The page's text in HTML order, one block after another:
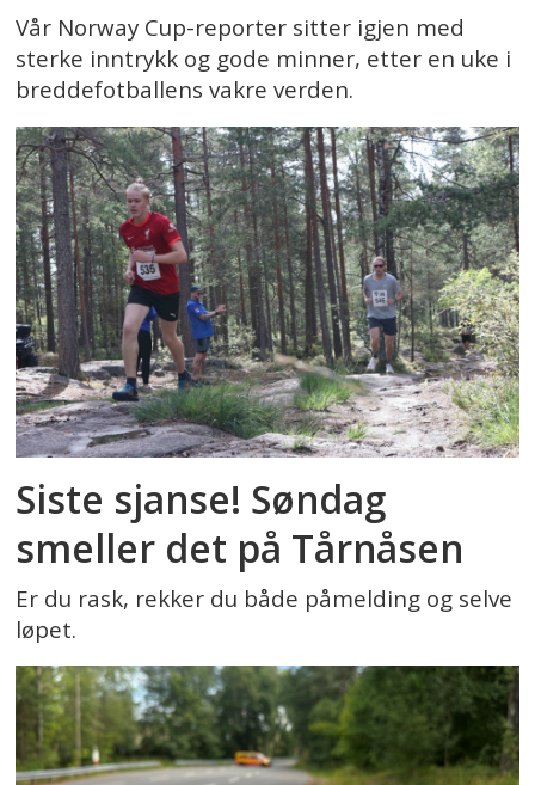
Vår Norway Cup-reporter sitter igjen med
sterke inntrykk og gode minner, etter en uke i
breddefotballens vakre verden.
Siste sjanse! Søndag
smeller det på Tårnåsen
Er du rask, rekker du både påmelding og selve
løpet.